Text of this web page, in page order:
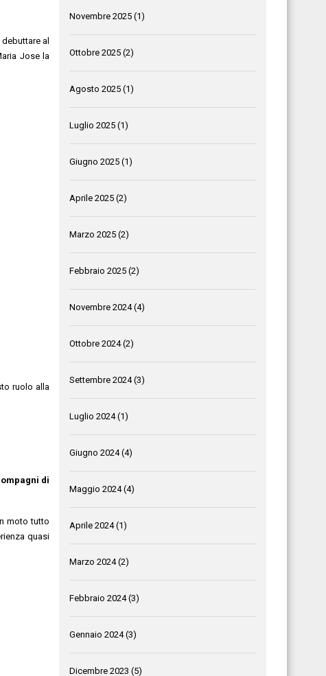
al
Jose la
ruolo alla
di
moto tutto
quasi
Novembre 2025 (1)
Ottobre 2025 (2)
Agosto 2025 (1)
Luglio 2025 (1)
Giugno 2025 (1)
Aprile 2025 (2)
Marzo 2025 (2)
Febbraio 2025 (2)
Novembre 2024(4)
Ottobre 2024(2)
Settembre 2024(3)
Luglio 2024(1)
Giugno 2024(4)
Maggio 2024(4)
Aprile 2024(1)
Marzo 2024(2)
Febbraio 2024(3)
Gennaio 2024(3)
Dicembre 2023 (5)